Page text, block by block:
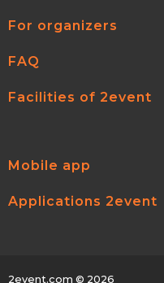
For organizers
FAQ
Facilities of 2event
Mobile app
Applications 2event
2event.com © 2026